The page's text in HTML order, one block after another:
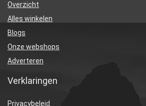
Overzicht
Alles winkelen
Blogs
Onze webshops
Adverteren
Verklaringen
Privacybeleid